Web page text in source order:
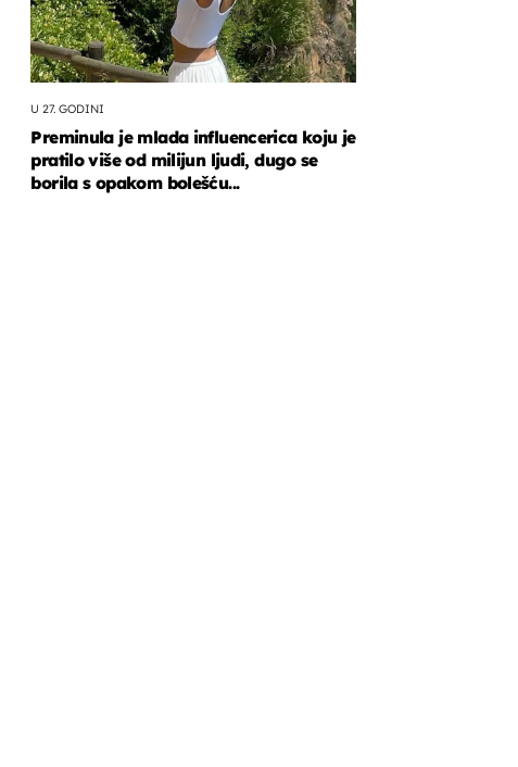
U 27. GODINI
Preminula je mlada influencerica koju je
pratilo više od milijun ljudi, dugo se
borila s opakom bolešću...